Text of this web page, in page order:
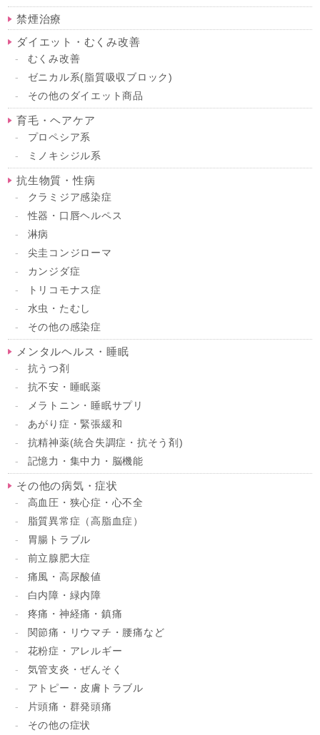
禁煙治療
ダイエット・むくみ改善
むくみ改善
ゼニカル系(脂質吸収ブロック)
その他のダイエット商品
育毛・ヘアケア
プロペシア系
ミノキシジル系
抗生物質・性病
クラミジア感染症
性器・口唇ヘルペス
淋病
尖圭コンジローマ
カンジダ症
トリコモナス症
水虫・たむし
その他の感染症
メンタルヘルス・睡眠
抗うつ剤
抗不安・睡眠薬
メラトニン・睡眠サプリ
あがり症・緊張緩和
抗精神薬(統合失調症・抗そう剤)
記憶力・集中力・脳機能
その他の病気・症状
高血圧・狭心症・心不全
脂質異常症（高脂血症）
胃腸トラブル
前立腺肥大症
痛風・高尿酸値
白内障・緑内障
疼痛・神経痛・鎮痛
関節痛・リウマチ・腰痛など
花粉症・アレルギー
気管支炎・ぜんそく
アトピー・皮膚トラブル
片頭痛・群発頭痛
その他の症状